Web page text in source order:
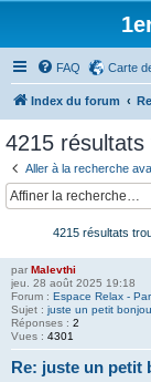
FAQ Carte
Index du forum
4215 résultats
Aller à la recherche
4215 résultats
par Malevthi
jeu. 28 août 2025 19:18
Forum : Espace Relax -
Sujet : juste un petit
Réponses : 2
Vues : 4301
Re: juste un petit